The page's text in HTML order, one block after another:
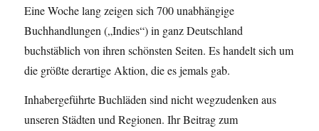
Eine Woche lang zeigen sich 700 unabhängige
Buchhandlungen („Indies“) in ganz Deutschland
buchstäblich von ihren schönsten Seiten. Es handelt sich um
die größte derartige Aktion, die es jemals gab.
Inhabergeführte Buchläden sind nicht wegzudenken aus
unseren Städten und Regionen. Ihr Beitrag zum